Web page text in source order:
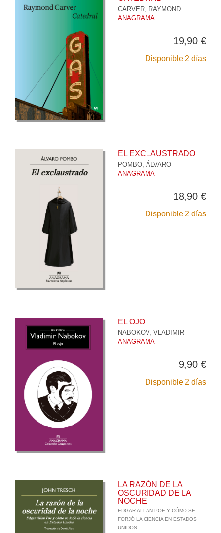
CARVER, RAYMOND
ANAGRAMA
19,90 €
Disponible 2 días
EL EXCLAUSTRADO
POMBO, ÁLVARO
ANAGRAMA
18,90 €
Disponible 2 días
EL OJO
NABOKOV, VLADIMIR
ANAGRAMA
9,90 €
Disponible 2 días
LA RAZÓN DE LA
OSCURIDAD DE LA
NOCHE
EDGAR ALLAN POE Y CÓMO SE
FORJÓ LA CIENCIA EN ESTADOS
UNIDOS